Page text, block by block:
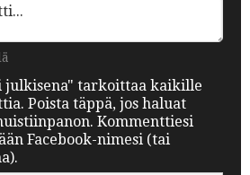
julkisena" tarkoittaa kaikille
Poista täppä, jos haluat
Kommenttiesi
Facebook-nimesi (tai